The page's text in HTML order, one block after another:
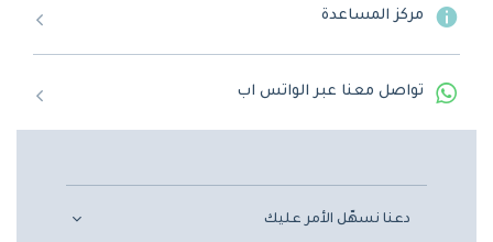
مركز المساعدة
تواصل معنا عبر الواتس اب
دعنا نسهّل الأمر عليك